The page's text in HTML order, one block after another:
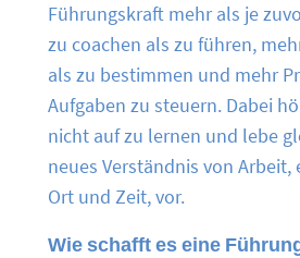
Führungskraft mehr als je
zu coachen als zu führen,
als zu bestimmen und mehr
Aufgaben zu steuern. Dabei
nicht auf zu lernen und lebe
neues Verständnis von
Ort und Zeit, vor.
Wie schafft es eine